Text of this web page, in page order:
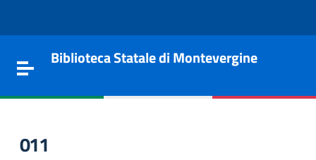
Toggle navigation
Biblioteca Statale di Montevergine
011